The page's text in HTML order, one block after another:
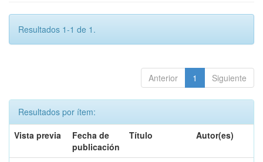
Resultados 1-1 de 1.
Anterior 1 Siguiente
Resultados por ítem:
Vista previa
Fecha de
publicación
Título Autor(es)